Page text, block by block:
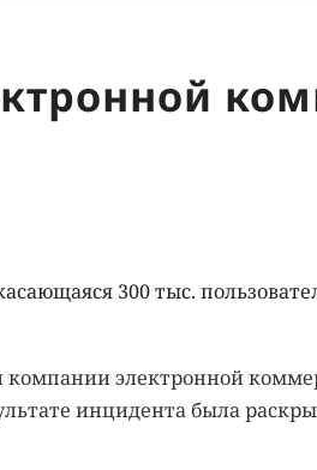
300 тыс.
электронной
инцидента была